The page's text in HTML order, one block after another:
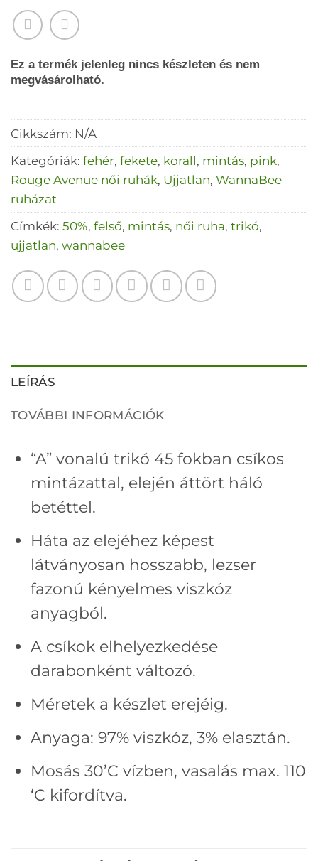
Ez a termék jelenleg nincs készleten és nem
megvásárolható.
Cikkszám: N/A
Kategóriák: fehér, fekete, korall, mintás, pink,
Rouge Avenue női ruhák, Ujjatlan, WannaBee
ruházat
Címkék: 50%, felső, mintás, női ruha, trikó,
ujjatlan, wannabee
LEÍRÁS
TOVÁBBI INFORMÁCIÓK
“A” vonalú trikó 45 fokban csíkos
mintázattal, elején áttört háló
betéttel.
Háta az elejéhez képest
látványosan hosszabb, lezser
fazonú kényelmes viszkóz
anyagból.
A csíkok elhelyezkedése
darabonként változó.
Méretek a készlet erejéig.
Anyaga: 97% viszkóz, 3% elasztán.
Mosás 30’C vízben, vasalás max. 110
‘C kifordítva.